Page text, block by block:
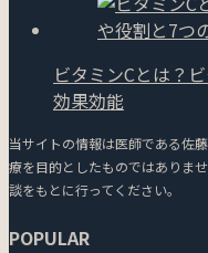
ビタミンCとは？
効果効能
当サイトの情報は医師である佐
療を目的としたものではありま
談をもとに行ってください。
POPULAR